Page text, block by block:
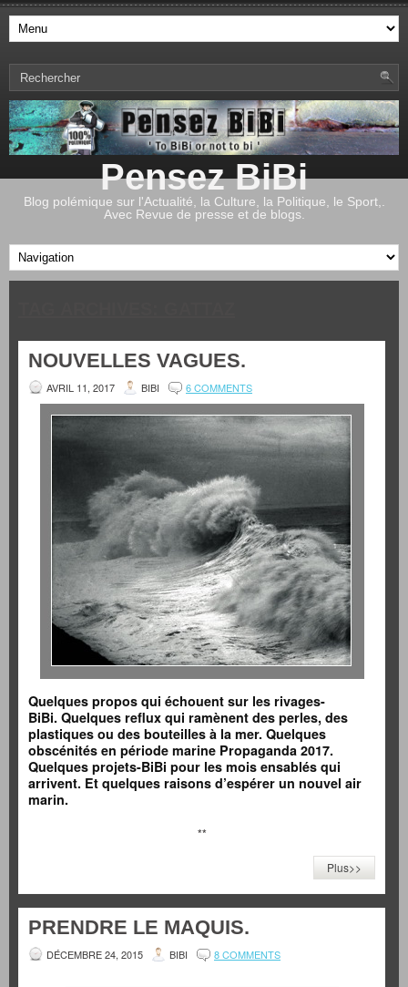
Pensez BiBi
Blog polémique sur l'Actualité, la Culture, la Politique, le Sport,.
Avec Revue de presse et de blogs.
NOUVELLES VAGUES.
AVRIL 11, 2017 BIBI 6 COMMENTS
Quelques propos qui échouent sur les rivages-
BiBi. Quelques reflux qui ramènent des perles, des
plastiques ou des bouteilles à la mer. Quelques
obscénités en période marine Propaganda 2017.
Quelques projets-BiBi pour les mois ensablés qui
arrivent. Et quelques raisons d’espérer un nouvel air
marin.
**
Plus>>
PRENDRE LE MAQUIS.
DÉCEMBRE 24, 2015 BIBI 8 COMMENTS